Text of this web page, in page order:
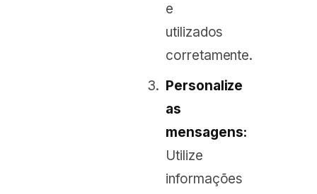
e
utilizados
corretamente.
Personalize
as
mensagens:
Utilize
informações